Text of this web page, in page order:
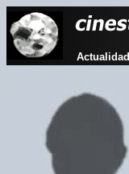
Actualidad